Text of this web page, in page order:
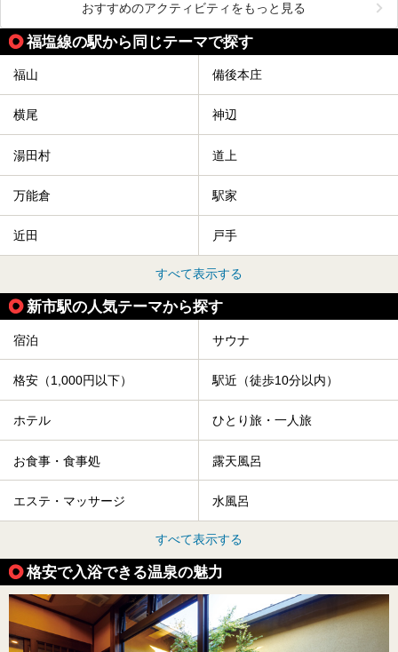
おすすめのアクティビティをもっと見る
福塩線の駅から同じテーマで探す
福山 備後本庄
横尾 神辺
湯田村 道上
万能倉 駅家
近田 戸手
すべて表示する
新市駅の人気テーマから探す
宿泊 サウナ
格安（1,000円以下） 駅近（徒歩10分以内）
ホテル ひとり旅・一人旅
お食事・食事処 露天風呂
エステ・マッサージ 水風呂
すべて表示する
格安で入浴できる温泉の魅力